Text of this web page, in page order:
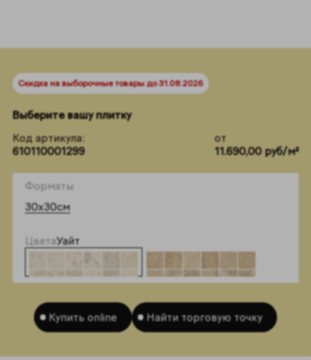
Скидка на выборочные товары до 31.08.2026
Выберите вашу плитку
Код артикула:
610110001299
от
11.690,00 руб/м²
Форматы
30x30см
ЦветаУайт
Купить online Найти торговую точку